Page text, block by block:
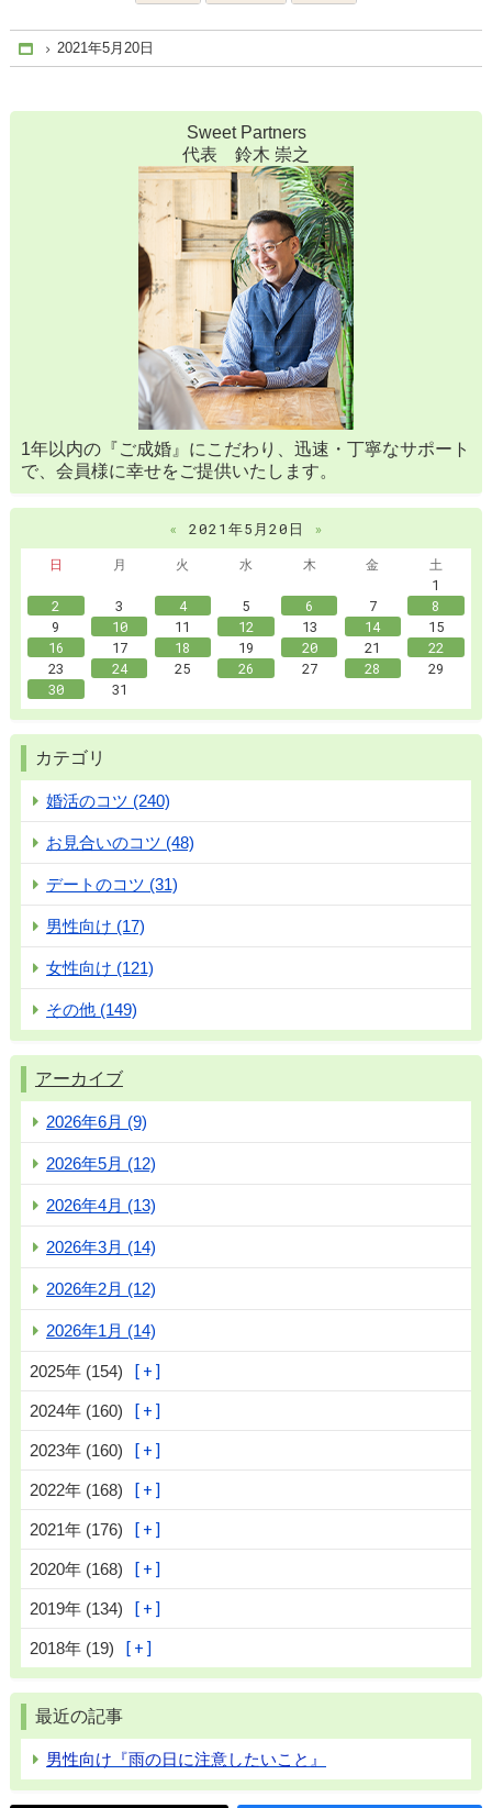
Home
2021年5月20日
Sweet Partners
代表 鈴木 崇之
1年以内の『ご成婚』にこだわり、迅速・丁寧なサポート
で、会員様に幸せをご提供いたします。
« 2021年5月20日
»
日
月 火 水 木 金
土
1
2
3 4 5 6 7
8
9
10 11 12 13 14
15
16
17 18 19 20 21
22
23
24 25 26 27 28
29
30
31
カテゴリ
婚活のコツ (240)
お見合いのコツ (48)
デートのコツ (31)
男性向け (17)
女性向け (121)
その他 (149)
アーカイブ
2026年6月 (9)
2026年5月 (12)
2026年4月 (13)
2026年3月 (14)
2026年2月 (12)
2026年1月 (14)
2025年 (154)
2024年 (160)
2023年 (160)
2022年 (168)
2021年 (176)
2020年 (168)
2019年 (134)
2018年 (19)
最近の記事
男性向け『雨の日に注意したいこと』